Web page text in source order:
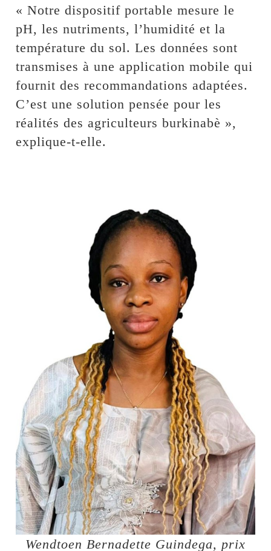
« Notre dispositif portable mesure le
pH, les nutriments, l’humidité et la
température du sol. Les données sont
transmises à une application mobile qui
fournit des recommandations adaptées.
C’est une solution pensée pour les
réalités des agriculteurs burkinabè »,
explique-t-elle.
Wendtoen Bernadette Guindega, prix